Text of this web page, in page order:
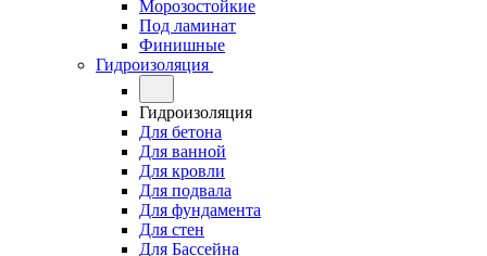
Морозостойкие
Под ламинат
Финишные
Гидроизоляция
Гидроизоляция
Для бетона
Для ванной
Для кровли
Для подвала
Для фундамента
Для стен
Для Бассейна